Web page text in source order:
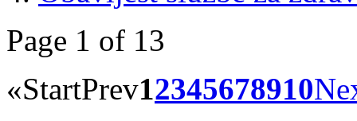
Page 1 of 13
«StartPrev12345678910